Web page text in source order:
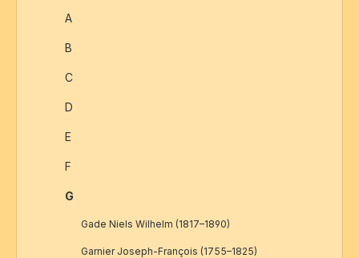
A
B
C
D
E
F
G
Gade Niels Wilhelm (1817–1890)
Garnier Joseph-François (1755–1825)